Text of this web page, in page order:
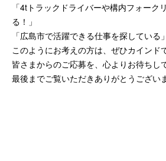
「4tトラックドライバーや構内フォーク
る！」
「広島市で活躍できる仕事を探している」
このようにお考えの方は、ぜひカインド
皆さまからのご応募を、心よりお待ちし
最後までご覧いただきありがとうござい